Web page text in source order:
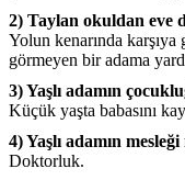
2) Taylan okuldan eve
Yolun kenarında
görmeyen bir adama
3) Yaşlı adamın
Küçük yaşta babasını
4) Yaşlı adamın
Doktorluk.